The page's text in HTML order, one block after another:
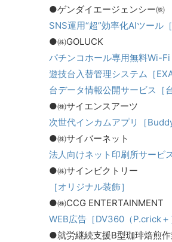
●ゲンダイエージェンシー㈱
SNS運用“超”効率化AIツール［
●㈱GOLUCK
パチンコホール専用無料Wi-Fi
遊技台入替管理システム［
台データ情報公開サービス［
●㈱サイエンスアーツ
次世代インカムアプリ［
●㈱サイバーネット
法人向けネット印刷所サービ
●㈱サインビクトリー
［オリジナル装飾］
●㈱CCG ENTERTAINMENT
WEB広告［DV360（P.crick＋
●就労継続支援B型珈琲焙煎